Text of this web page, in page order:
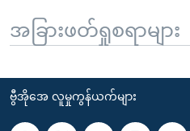
အခြားဖတ်ရှုစရာများ
ဗွီအိုအေ လူမှုကွန်ယက်များ